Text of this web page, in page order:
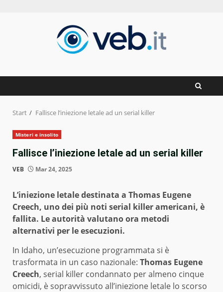
Start Fallisce l’iniezione letale ad un serial killer
Misteri e insolito
Fallisce l’iniezione letale ad un serial killer
VEB Mar 24, 2025
L’iniezione letale destinata a Thomas Eugene
Creech, uno dei più noti serial killer americani, è
fallita. Le autorità valutano ora metodi
alternativi per le esecuzioni.
In Idaho, un’esecuzione programmata si è
trasformata in un caso nazionale: Thomas Eugene
Creech, serial killer condannato per almeno cinque
omicidi, è sopravvissuto all’iniezione letale lo scorso